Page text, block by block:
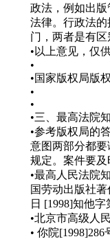
政法，例如出
法律。行政法
门，两者是有区
•以上意见，仅
•
•国家版权局版
•
•
•三、最高法院
•参考版权局的
意图两部分都
规定。案件要及
•最高人民法院
国劳动出版社
日 [1998]知他
•北京市高级人
• 你院